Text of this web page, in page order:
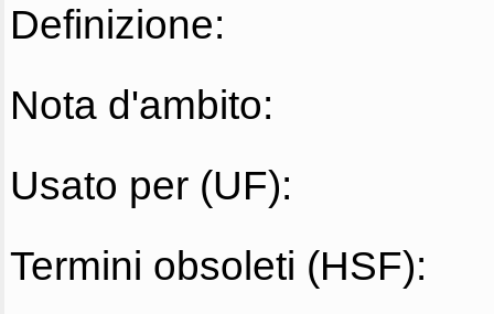
Definizione:
Nota d'ambito:
Usato per (UF):
Termini obsoleti (HSF):